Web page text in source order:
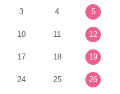
3 4 5
10 11 12
17 18 19
24 25 26